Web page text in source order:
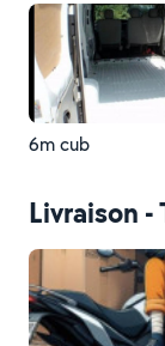
6m cub
Livraison